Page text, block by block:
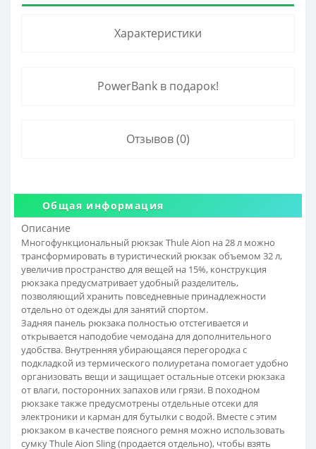
Характеристики
PowerBank в подарок!
Отзывов (0)
Общая информация
Описание
Многофункциональный рюкзак Thule Aion на 28 л можно
трансформировать в туристический рюкзак объемом 32 л,
увеличив пространство для вещей на 15%, конструкция
рюкзака предусматривает удобный разделитель,
позволяющий хранить повседневные принадлежности
отдельно от одежды для занятий спортом.
Задняя панель рюкзака полностью отстегивается и
открывается наподобие чемодана для дополнительного
удобства. Внутренняя убирающаяся перегородка с
подкладкой из термического полиуретана помогает удобно
организовать вещи и защищает остальные отсеки рюкзака
от влаги, посторонних запахов или грязи. В походном
рюкзаке также предусмотрены отдельные отсеки для
электроники и карман для бутылки с водой. Вместе с этим
рюкзаком в качестве поясного ремня можно использовать
сумку Thule Aion Sling (продается отдельно), чтобы взять